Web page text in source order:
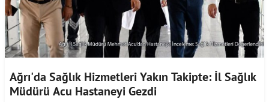
Ağrı'da Sağlık Hizmetleri Yakın Takipte: İl Sağlık
Müdürü Acu Hastaneyi Gezdi